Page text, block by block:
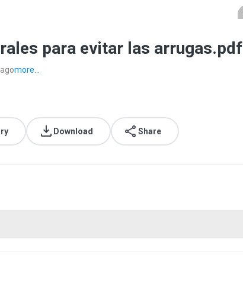
para evitar las arrugas.pdf
more...
Download Share